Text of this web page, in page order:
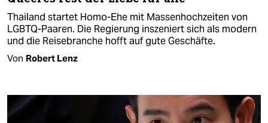
Thailand startet Homo-Ehe mit Massenhochzeiten von
LGBTQ-Paaren. Die Regierung inszeniert sich als modern
und die Reisebranche hofft auf gute Geschäfte.
Von Robert Lenz